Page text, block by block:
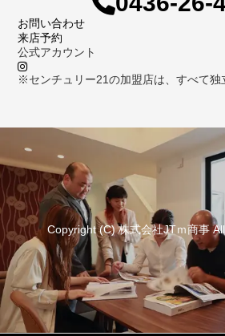
お問い合わせ
来店予約
公式アカウント
※センチュリー21の加盟店は、すべて独
Copyright (C) 株式会社JTｍ商事